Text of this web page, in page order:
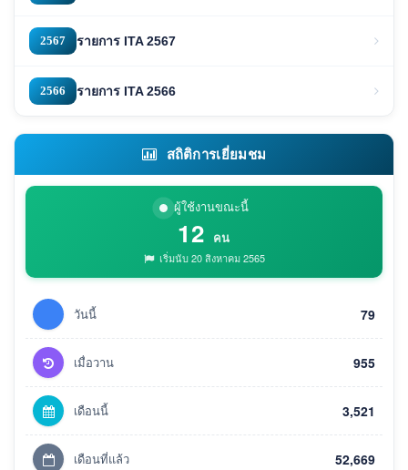
2567 รายการ ITA 2567
2566 รายการ ITA 2566
สถิติการเยี่ยมชม
ผู้ใช้งานขณะนี้
12 คน
เริ่มนับ 20 สิงหาคม 2565
วันนี้ 79
เมื่อวาน 955
เดือนนี้ 3,521
เดือนที่แล้ว 52,669